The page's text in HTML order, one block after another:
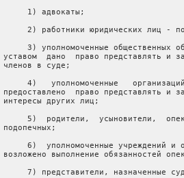
     1) адвокаты;
2) работники юридических лиц -
3) уполномоченные общественных
уставом  дано  право представлять и
членов в суде;
4)   уполномоченные
предоставлено  право представлять и
интересы других лиц;
5)  родители,  усыновители,
подопечных;
6)  уполномоченные учреждений и
возложено выполнение обязанностей
7) представители, назначенные